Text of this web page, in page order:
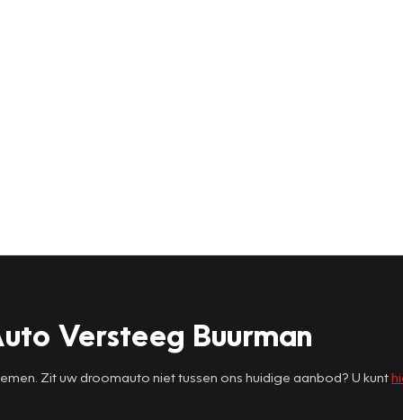
Versteeg Buurman
Zit uw droomauto niet tussen ons huidige aanbod? U kunt